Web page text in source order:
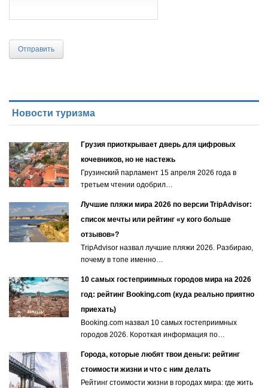
Отправить
Новости туризма
Грузия приоткрывает дверь для цифровых
кочевников, но не настежь
Грузинский парламент 15 апреля 2026 года в
третьем чтении одобрил…
Лучшие пляжи мира 2026 по версии TripAdvisor:
список мечты или рейтинг «у кого больше
отзывов»?
TripAdvisor назвал лучшие пляжи 2026. Разбираю,
почему в топе именно…
10 самых гостеприимных городов мира на 2026
год: рейтинг Booking.com (куда реально приятно
приехать)
Booking.com назвал 10 самых гостеприимных
городов 2026. Короткая информация по…
Города, которые любят твои деньги: рейтинг
стоимости жизни и что с ним делать
Рейтинг стоимости жизни в городах мира: где жить